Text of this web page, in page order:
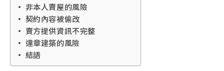
非本人賣屋的風險
契約內容被偷改
賣方提供資訊不完整
違章建築的風險
結語